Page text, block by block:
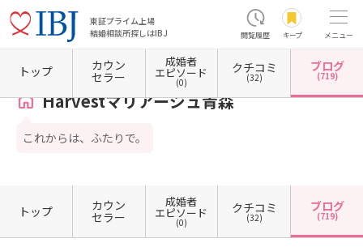
東証プライム上場
結婚相談所探しはIBJ
閲覧履歴 キープ メニュー
ホーム 青森県の結婚相談所 青森県青森市 Harvestマリアージュ青森 カウンセラーブ
Harvestマリアージュ青森
これからは、ふたりで。
トップ カウン
セラー
成婚者
エピソード
(0)
クチコミ
(32)
ブログ
(719)
トップ カウン
セラー
成婚者
エピソード
(0)
クチコミ
(32)
ブログ
(719)